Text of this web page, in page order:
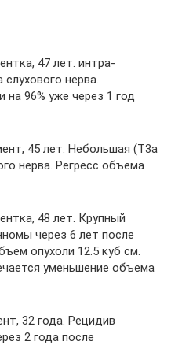
47 лет. интра-
нерва.
96% уже через 1 год
45 лет. Небольшая (Т3а
нерва. Регресс объема
48 лет. Крупный
через 6 лет после
опухоли 12.5 куб см.
уменьшение объема
32 года. Рецидив
2 года после